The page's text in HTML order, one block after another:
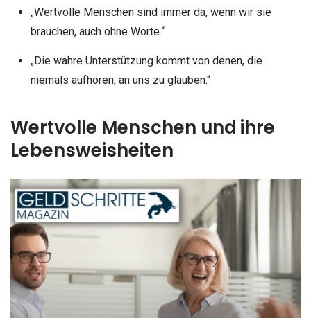
„Wertvolle Menschen sind immer da, wenn wir sie
brauchen, auch ohne Worte.“
„Die wahre Unterstützung kommt von denen, die
niemals aufhören, an uns zu glauben.“
Wertvolle Menschen und ihre
Lebensweisheiten